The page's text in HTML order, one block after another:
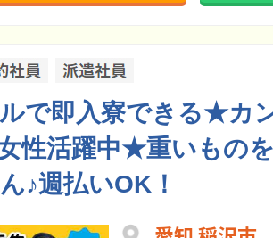
で即入寮できる★カ
性活躍中★重いもの
♪週払いOK！